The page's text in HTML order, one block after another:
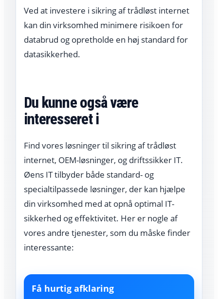
Ved at investere i sikring af trådløst internet
kan din virksomhed minimere risikoen for
databrud og opretholde en høj standard for
datasikkerhed.
Du kunne også være
interesseret i
Find vores løsninger til sikring af trådløst
internet, OEM-løsninger, og driftssikker IT.
Øens IT tilbyder både standard- og
specialtilpassede løsninger, der kan hjælpe
din virksomhed med at opnå optimal IT-
sikkerhed og effektivitet. Her er nogle af
vores andre tjenester, som du måske finder
interessante:
Få hurtig afklaring